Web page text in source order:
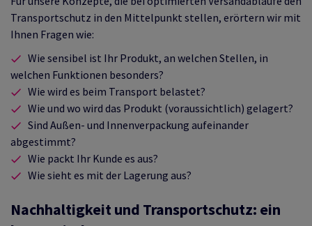
Transportschutz in den Mittelpunkt stellen, erörtern wir mit
Ihnen Fragen wie:
Wie sensibel ist Ihr Produkt, an welchen Stellen, in
welchen Funktionen besonders?
Wie wird es beim Transport belastet?
Wie und wo wird das Produkt (voraussichtlich) gelagert?
Sind Außen- und Innenverpackung aufeinander
abgestimmt?
Wie packt Ihr Kunde es aus?
Wie sieht es mit der Lagerung aus?
Nachhaltigkeit und Transportschutz: ein